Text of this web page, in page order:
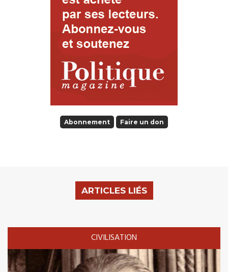
Abonnement Faire un don
ARTICLES LIÉS
CIVILISATION